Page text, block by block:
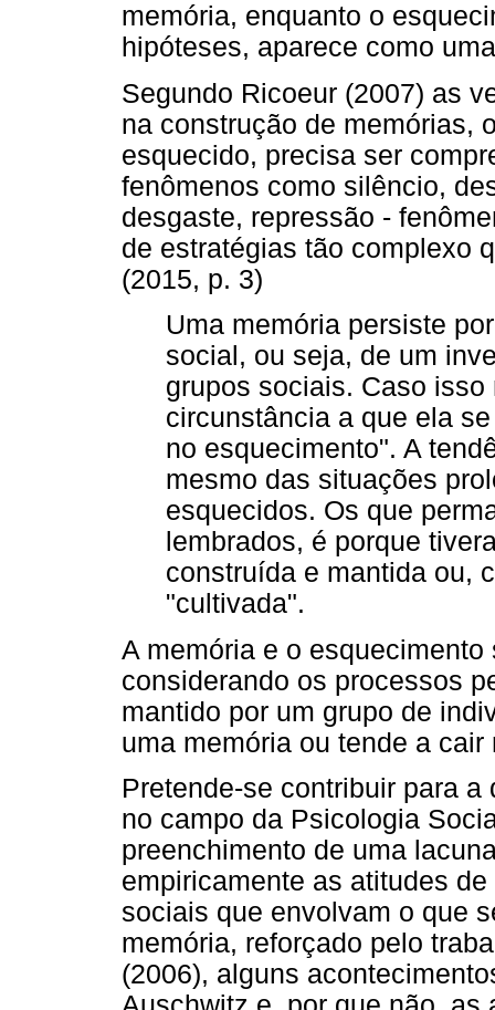
memória, enquanto o
hipóteses, aparece como
Segundo Ricoeur (2007) as
na construção de memórias,
esquecido, precisa ser
fenômenos como silêncio,
desgaste, repressão -
de estratégias tão complexo
(2015, p. 3)
Uma memória persiste
social, ou seja, de um
grupos sociais. Caso
circunstância a que ela
no esquecimento". A
mesmo das situações
esquecidos. Os que
lembrados, é porque
construída e mantida ou,
"cultivada".
A memória e o
considerando os processos
mantido por um grupo de
uma memória ou tende a
Pretende-se contribuir para
no campo da Psicologia
preenchimento de uma
empiricamente as atitudes
sociais que envolvam o que
memória, reforçado pelo
(2006), alguns